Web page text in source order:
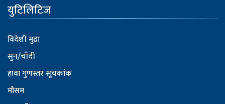
युटिलिटिज
विदेशी मुद्रा
सुन/चाँदी
हावा गुणस्तर सूचकांक
मौसम